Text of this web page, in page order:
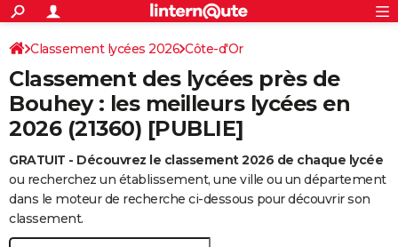
ACTUALITÉS
Politique
Société
Faits Divers
Education
Monde
Villes
+
SPORT
Coupe du monde 2026
Football
Tennis
Cyclisme
Rugby
Forum
CULTURE
Programme TV
TNT
Streaming
Cinéma
Sorties cinéma
Musique
+
FINANCE
Retraite
Impôts
Epargne
Immobilier
Risques naturels par ville
Banque
Assurance
Crédit
AUTO
Essais
Réserver un essai
Citadines
Berlines
SUV
Forum auto
+
HIGH-TECH
BRICOLAGE
S'inscrire
Connexion
Classement lycées 2026 Côte-d'Or
Classement des lycées près de
Bouhey : les meilleurs lycées en
2026 (21360) [PUBLIE]
GRATUIT - Découvrez le classement 2026 de chaque lycée
ou recherchez un établissement, une ville ou un département
dans le moteur de recherche ci-dessous pour découvrir son
classement.